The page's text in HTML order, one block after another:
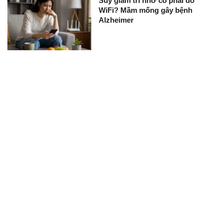
WiFi? Mầm mống gây bệnh
Alzheimer